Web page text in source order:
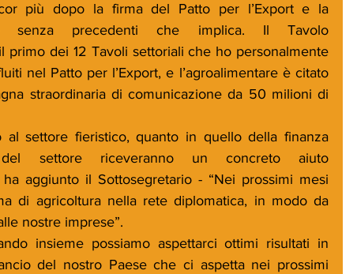
più dopo la firma del Patto per l’Export e la
senza precedenti che implica. Il Tavolo
primo dei 12 Tavoli settoriali che ho personalmente
nel Patto per l’Export, e l’agroalimentare è citato
straordinaria di comunicazione da 50 milioni di
al settore fieristico, quanto in quello della finanza
settore riceveranno un concreto aiuto
ha aggiunto il Sottosegretario - “Nei prossimi mesi
di agricoltura nella rete diplomatica, in modo da
nostre imprese”.
insieme possiamo aspettarci ottimi risultati in
del nostro Paese che ci aspetta nei prossimi